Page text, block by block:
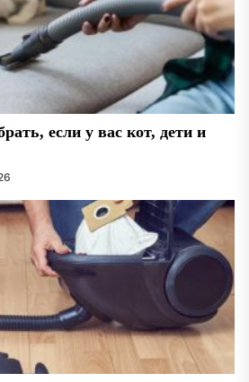
если у вас кот, дети и